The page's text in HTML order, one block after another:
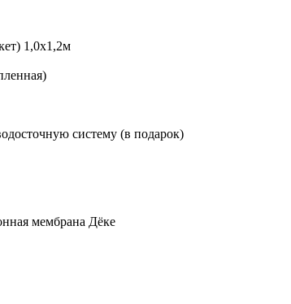
1,0х1,2м
систему (в подарок)
мембрана Дёке